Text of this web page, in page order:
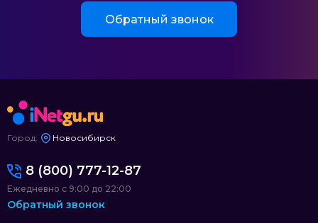
Обратный звонок
Город: Новосибирск
8 (800) 777-12-87
Ежедневно с 9:00 до 22:00
Обратный звонок